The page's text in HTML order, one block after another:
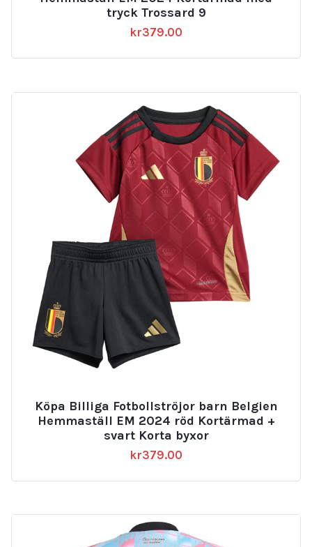
tryck Trossard 9
kr379.00
Köpa Billiga Fotbollströjor barn Belgien
Hemmaställ EM 2024 röd Kortärmad +
svart Korta byxor
kr379.00